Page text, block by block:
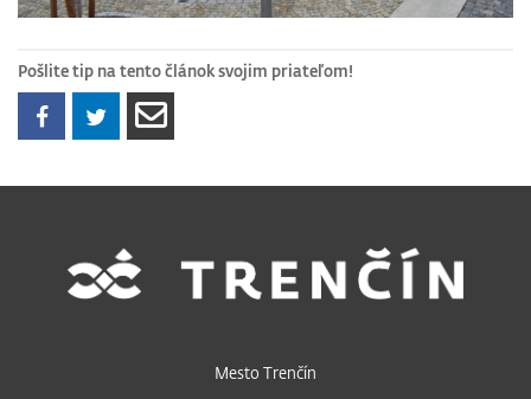
Pošlite tip na tento článok svojim priateľom!
Mesto Trenčín